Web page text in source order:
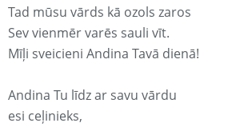
Tad mūsu vārds kā ozols zaros
Sev vienmēr varēs sauli vīt.
Mīļi sveicieni Andina Tavā dienā!
Andina Tu līdz ar savu vārdu
esi ceļinieks,